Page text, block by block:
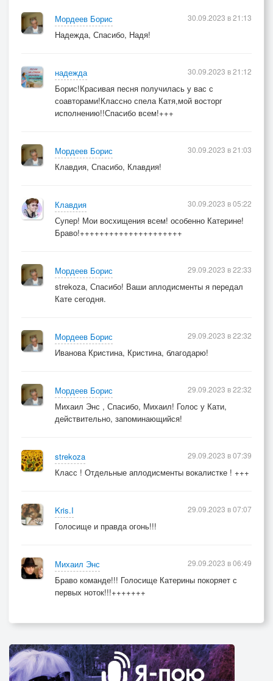
Мордеев Борис
Надежда, Спасибо, Надя!
30.09.2023 в 21:13
надежда
Борис!Красивая песня получилась у вас с
соавторами!Классно спела Катя,мой восторг
исполнению!!Спасибо всем!+++
30.09.2023 в 21:12
Мордеев Борис
Клавдия, Спасибо, Клавдия!
30.09.2023 в 21:03
Клавдия
Супер! Мои восхищения всем! особенно Катерине!
Браво!+++++++++++++++++++++
30.09.2023 в 05:22
Мордеев Борис
strekoza, Спасибо! Ваши аплодисменты я передал
Кате сегодня.
29.09.2023 в 22:33
Мордеев Борис
Иванова Кристина, Кристина, благодарю!
29.09.2023 в 22:32
Мордеев Борис
Михаил Энс , Спасибо, Михаил! Голос у Кати,
действительно, запоминающийся!
29.09.2023 в 22:32
strekoza
Класс ! Отдельные аплодисменты вокалистке ! +++
29.09.2023 в 07:39
Kris.I
Голосище и правда огонь!!!
29.09.2023 в 07:07
Михаил Энс
Браво команде!!! Голосище Катерины покоряет с
первых ноток!!!+++++++
29.09.2023 в 06:49